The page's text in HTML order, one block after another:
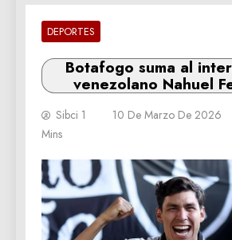
DEPORTES
Botafogo suma al
venezolano Nahuel
Sibci 1 10 De Marzo De 2026
Mins